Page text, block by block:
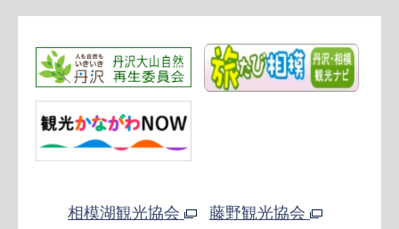
相模湖観光協会
藤野観光協会